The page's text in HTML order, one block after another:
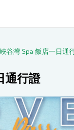
峽谷灣 Spa 飯店一日通
通行證